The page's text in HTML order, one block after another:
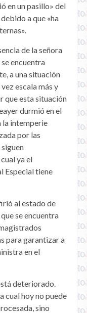
en un pasillo» del
a que «ha
de la señora
encuentra
a una situación
escala más y
que esta situación
durmió en el
la intemperie
por las
ya el
Especial tiene
al estado de
se encuentra
para garantizar a
en el
deteriorado.
cual hoy no puede
sino